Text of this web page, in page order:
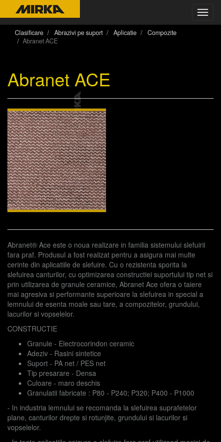
Clasificare Abrazivi pe suport Aplicatie
Compozite
Abranet ACE
Abranet ACE
Abranet® Ace este o noua realizare in familia sistemului slefuirii
fara praf. Produsul a fost realizat pentru a asigura mai multe
cerinte din aplicatiile de slefuire. Cu o rezistenta sporita la
slefuirea canturilor, cu optimizarea constructiei suportului tip net si
prin utilizarea de granule ceramice, Abranet Ace ofera o taiere
mai agresiva si performante superioare la slefuirea in special a
lemnului de esenta moale sau tare, a compozitelor, grundului,
lacurilor si vopselelor.
CONSTRUCTIE
Granule - Electrocorindon ceramic
Adeziv - Rasini sintetice
Suport - PA net / PES net
Tip presarare - Densa
Culoare - maro deschis
Granulatii fabricate : P80 - P240; P320; P400 - P1000
- In industria lemnului se recomanda la slefuirea suprafetelor
plane, canturilor drepte si rotunjite, grundului si lacurilor si
vopselelor.